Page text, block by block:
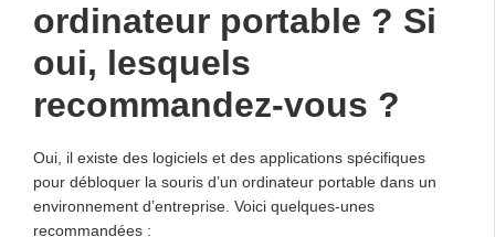
ordinateur portable ? Si
oui, lesquels
recommandez-vous ?
Oui, il existe des logiciels et des applications spécifiques
pour débloquer la souris d’un ordinateur portable dans un
environnement d’entreprise. Voici quelques-unes
recommandées :